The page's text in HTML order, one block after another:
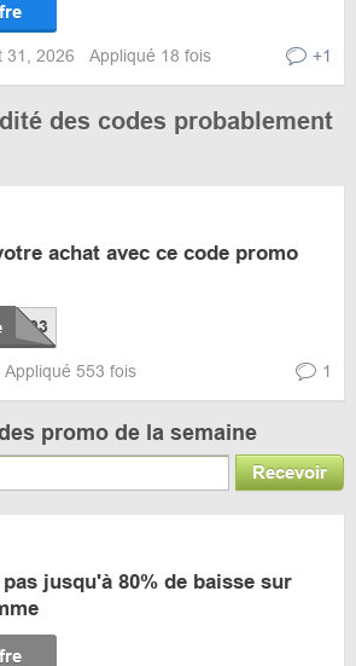
31, 2026 Appliqué 18 fois +1
des codes probablement
achat avec ce code promo
Appliqué 553 fois 1
promo de la semaine
Recevoir
jusqu'à 80% de baisse sur